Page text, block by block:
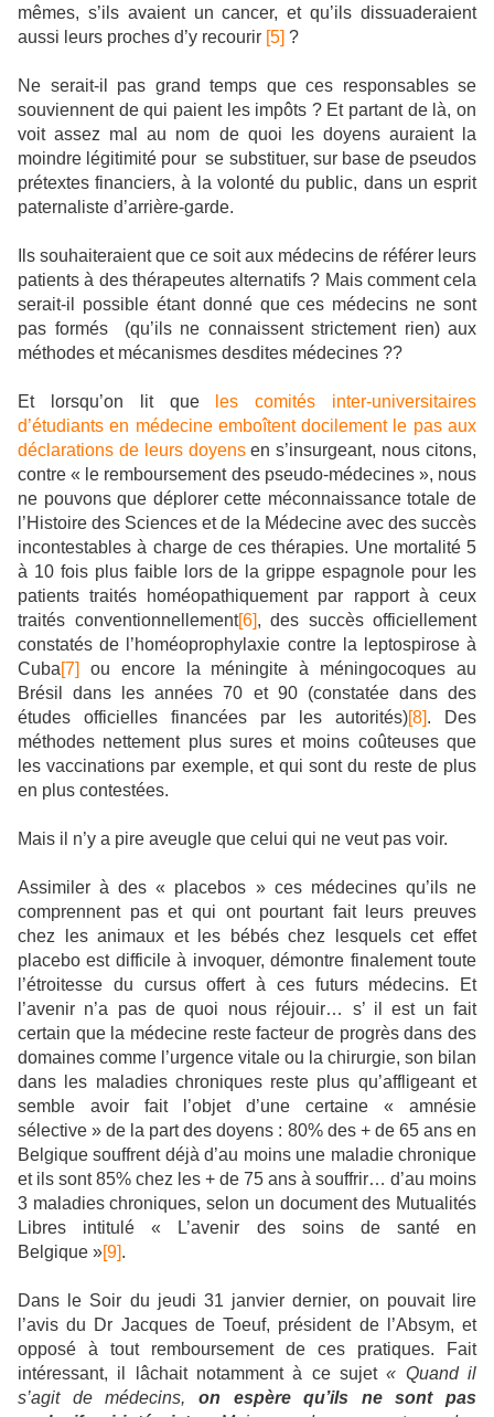
mêmes, s’ils avaient un cancer, et qu’ils dissuaderaient
aussi leurs proches d’y recourir [5] ?
Ne serait-il pas grand temps que ces responsables se
souviennent de qui paient les impôts ? Et partant de là, on
voit assez mal au nom de quoi les doyens auraient la
moindre légitimité pour se substituer, sur base de pseudos
prétextes financiers, à la volonté du public, dans un esprit
paternaliste d’arrière-garde.
Ils souhaiteraient que ce soit aux médecins de référer leurs
patients à des thérapeutes alternatifs ? Mais comment cela
serait-il possible étant donné que ces médecins ne sont
pas formés
(qu’ils ne connaissent strictement rien) aux
méthodes et mécanismes desdites médecines ??
Et lorsqu’on lit que
les comités inter-universitaires
d’étudiants en médecine emboîtent docilement le pas aux
déclarations de leurs doyensen s’insurgeant, nous citons,
contre « le remboursement des pseudo-médecines », nous
ne pouvons que déplorer cette méconnaissance totale de
l’Histoire des Sciences et de la Médecine avec des succès
incontestables à charge de ces thérapies. Une mortalité 5
à 10 fois plus faible lors de la grippe espagnole pour les
patients traités homéopathiquement par rapport à ceux
traités conventionnellement[6], des succès officiellement
constatés de l’homéoprophylaxie contre la leptospirose à
Cuba[7]
ou encore la méningite à méningocoques au
Brésil dans les années 70 et 90 (constatée dans des
études officielles financées par les autorités)[8]. Des
méthodes nettement plus sures et moins coûteuses que
les vaccinations par exemple, et qui sont du reste de plus
en plus contestées.
Mais il n’y a pire aveugle que celui qui ne veut pas voir.
Assimiler à des « placebos » ces médecines qu’ils ne
comprennent pas et qui ont pourtant fait leurs preuves
chez les animaux et les bébés chez lesquels cet effet
placebo est difficile à invoquer, démontre finalement toute
l’étroitesse du cursus offert à ces futurs médecins. Et
l’avenir n’a pas de quoi nous réjouir… s’ il est un fait
certain que la médecine reste facteur de progrès dans des
domaines comme l’urgence vitale ou la chirurgie, son bilan
dans les maladies chroniques reste plus qu’affligeant et
semble avoir fait l’objet d’une certaine « amnésie
sélective » de la part des doyens : 80% des + de 65 ans en
Belgique souffrent déjà d’au moins une maladie chronique
et ils sont 85% chez les + de 75 ans à souffrir… d’au moins
3 maladies chroniques, selon un document des Mutualités
Libres intitulé « L’avenir des soins de santé en
Belgique »[9].
Dans le Soir du jeudi 31 janvier dernier, on pouvait lire
l’avis du Dr Jacques de Toeuf, président de l’Absym, et
opposé à tout remboursement de ces pratiques. Fait
intéressant, il lâchait notamment à ce sujet« Quand il
s’agit de médecins, on espère qu’ils ne sont pas